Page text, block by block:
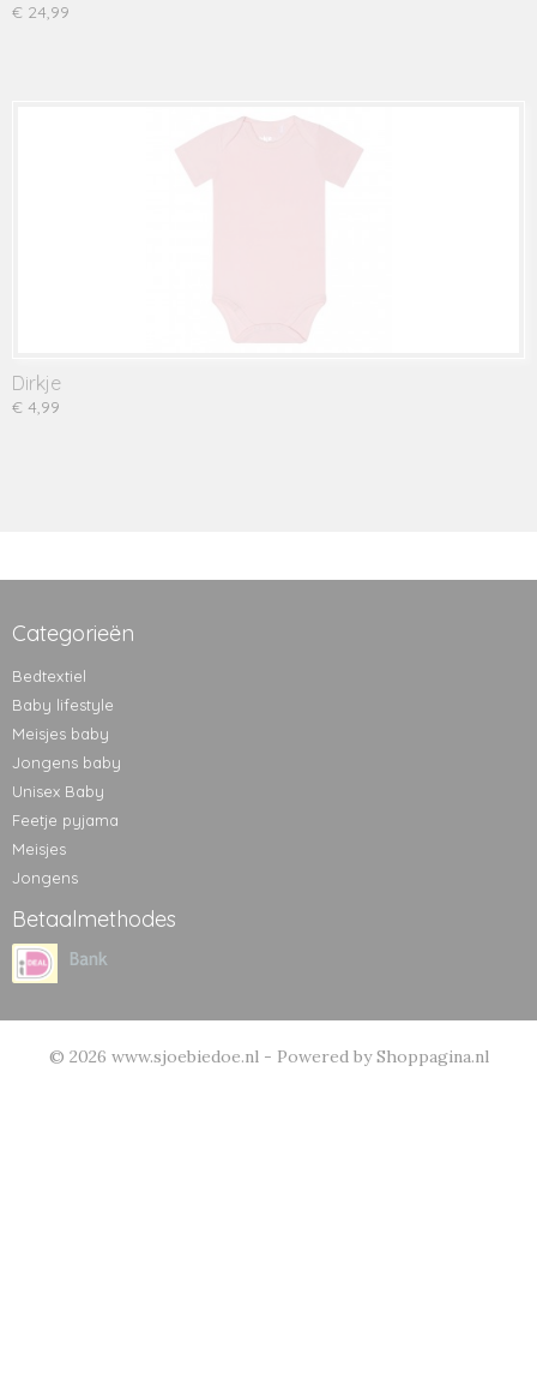
€ 24,99
Dirkje
€ 4,99
Categorieën
Bedtextiel
Baby lifestyle
Meisjes baby
Jongens baby
Unisex Baby
Feetje pyjama
Meisjes
Jongens
Betaalmethodes
© 2026 www.sjoebiedoe.nl - Powered by Shoppagina.nl